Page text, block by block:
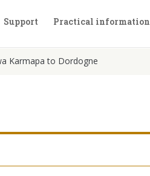
Support Practical information
Karmapa to Dordogne